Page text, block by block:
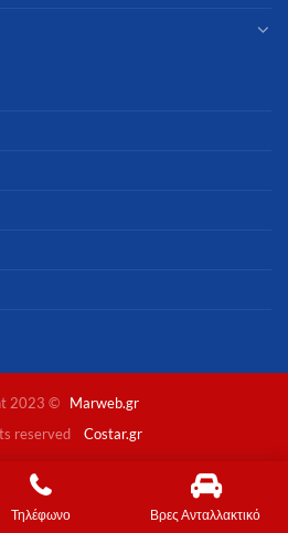
2023 ©
Marweb.gr
reserved
Costar.gr
Τηλέφωνο Βρες Ανταλλακτικό